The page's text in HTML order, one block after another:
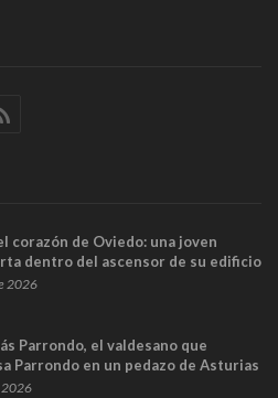
corazón de Oviedo: una joven
dentro del ascensor de su edificio
captan sus últimos minutos
2026
Parrondo, el valdesano que
Parrondo en un pedazo de Asturias
2026